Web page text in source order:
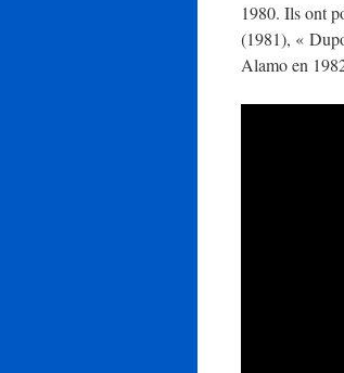
1980. Ils ont
(1981), «
Alamo en